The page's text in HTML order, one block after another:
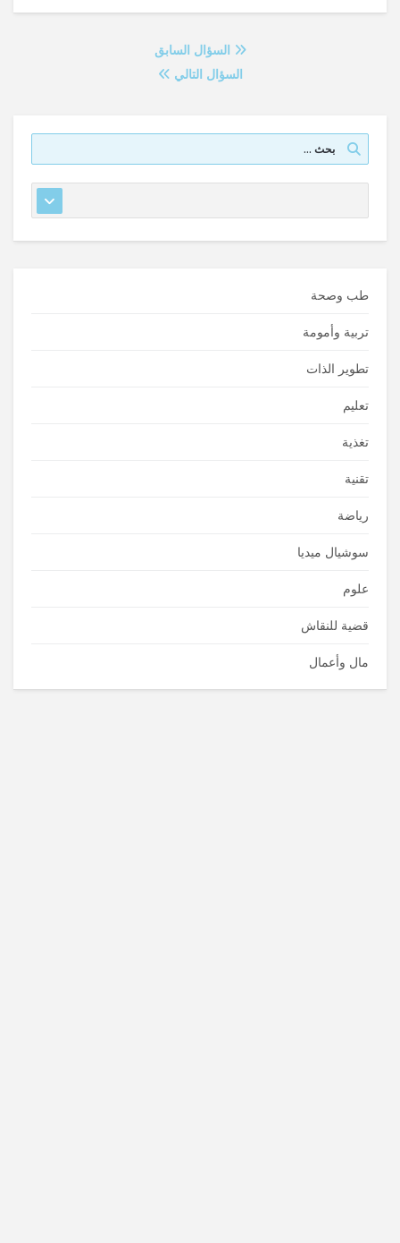
السؤال السابق
السؤال التالي
طب وصحة
تربية وأمومة
تطوير الذات
تعليم
تغذية
تقنية
رياضة
سوشيال ميديا
علوم
قضية للنقاش
مال وأعمال